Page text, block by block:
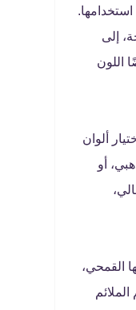
إلى
اللون
ألوان
أو
القمحي،